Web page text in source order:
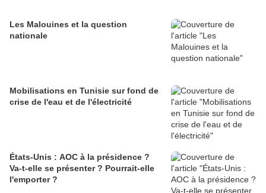
Les Malouines et la question
nationale
Mobilisations en Tunisie sur fond de
crise de l'eau et de l'électricité
États-Unis : AOC à la présidence ?
Va-t-elle se présenter ? Pourrait-elle
l'emporter ?